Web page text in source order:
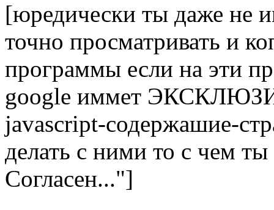
[юредически ты даже не
точно просматривать и
программы если на эти
google иммет
javascript-содержашие-
делать с ними то с чем
Согласен..."]